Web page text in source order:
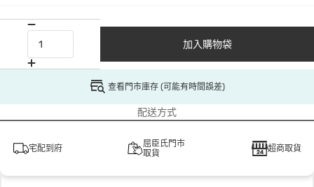
加入購物袋
查看門市庫存 (可能有時間誤差)
配送方式
宅配到府
屈臣氏門市
取貨
超商取貨